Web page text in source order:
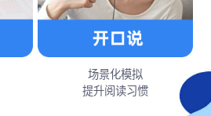
场景化模拟
提升阅读习惯